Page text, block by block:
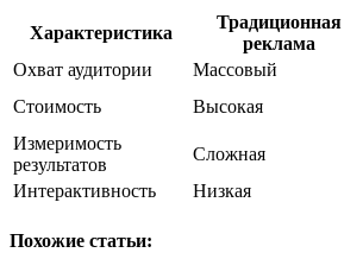
Характеристика
Традиционная
реклама
Охват аудитории
Массовый
Стоимость
Высокая
Измеримость
результатов
Сложная
Интерактивность
Низкая
Похожие статьи: